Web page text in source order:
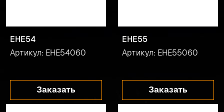
EHE54
Артикул: EHE54060
Заказать
EHE55
Артикул: EHE55060
Заказать